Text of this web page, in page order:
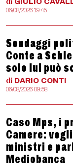
06/08/2026 19:45
Sondaggi
Conte a
solo lui può
di DARIO CONTI
06/08/2026 09:58
Caso Mps, i
Camere:
ministri e
Mediobanca